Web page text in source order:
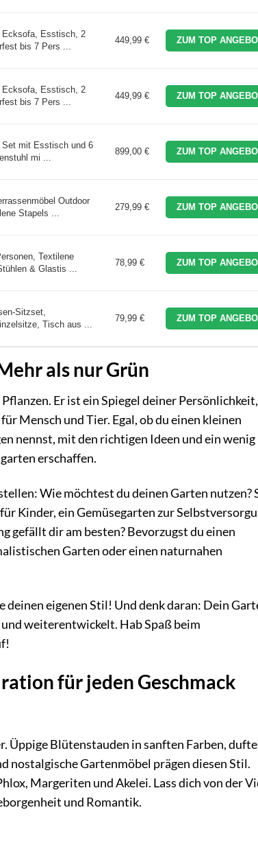
Esstisch, 2
bis 7 Pers ...
449,99 € ZUM TOP
Esstisch, 2
bis 7 Pers ...
449,99 € ZUM TOP
Set mit Esstisch und 6
mi ...
899,00 € ZUM TOP
Outdoor
Stapels ...
279,99 € ZUM TOP
Textilene
& Glastis ...
78,99 € ZUM TOP
Sitzset,
Tisch aus ...
79,99 € ZUM TOP
als nur Grün
Er ist ein Spiegel deiner
Mensch und Tier. Egal, ob du einen kleinen
nennst, mit den richtigen Ideen und ein wenig
erschaffen.
Wie möchtest du deinen Garten nutzen?
Kinder, ein Gemüsegarten zur
gefällt dir am besten? Bevorzugst du einen
Garten oder einen naturnahen
deinen eigenen Stil! Und denk daran: Dein
weiterentwickelt. Hab Spaß beim
für jeden Geschmack
Üppige Blütenstauden in sanften Farben,
nostalgische Gartenmöbel prägen diesen Stil.
Margeriten und Akelei. Lass dich von der
und Romantik.